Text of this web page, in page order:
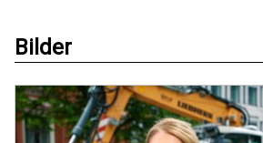
Bilder